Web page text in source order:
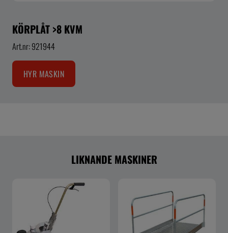
KÖRPLÅT >8 KVM
Art.nr: 921944
HYR MASKIN
LIKNANDE MASKINER